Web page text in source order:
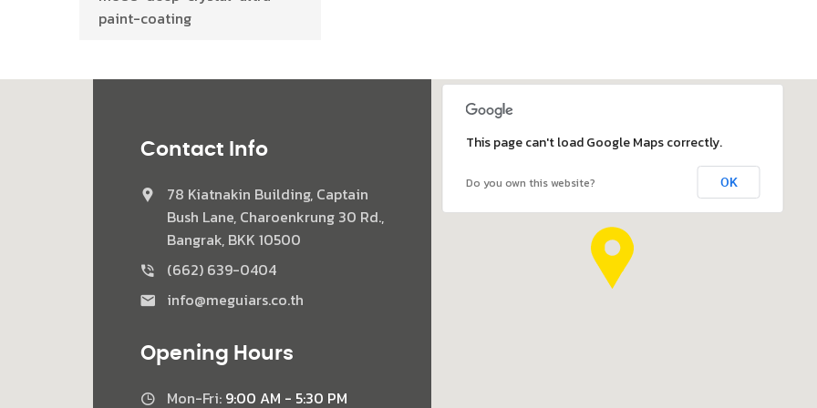
paint-coating
This page can't load Google Maps correctly.
Do you own this website? OK
Contact Info
78 Kiatnakin Building, Captain
Bush Lane, Charoenkrung 30 Rd.,
Bangrak, BKK 10500
(662) 639-0404
info@meguiars.co.th
Opening Hours
Mon-Fri: 9:00 AM - 5:30 PM